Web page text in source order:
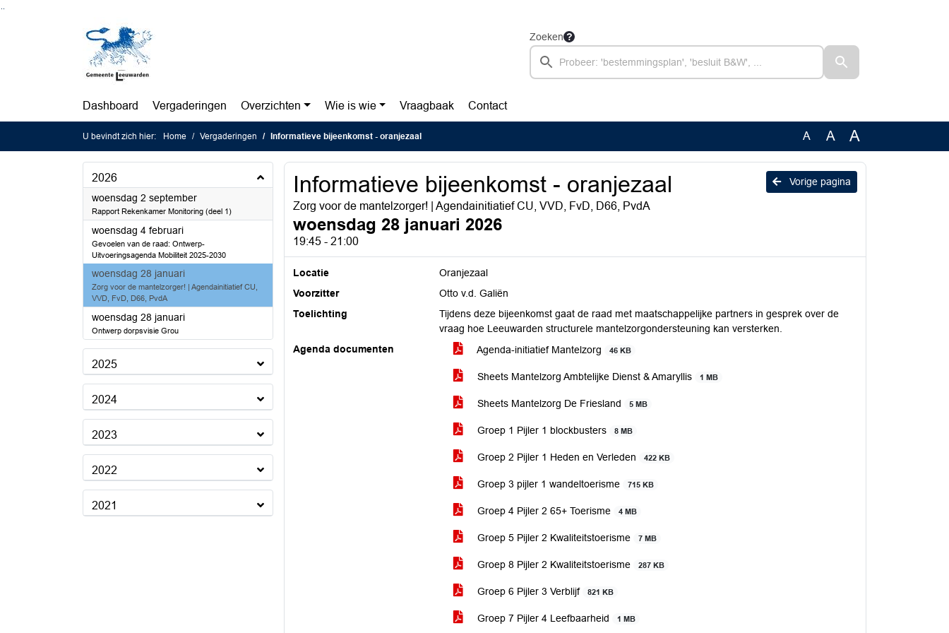
Zoeken
Dashboard Vergaderingen Overzichten Wie is wie Vraagbaak Contact
U bevindt zich hier: Home Vergaderingen Informatieve bijeenkomst - oranjezaal A A A
2026
woensdag 2 september2026
Rapport Rekenkamer Monitoring (deel 1)
woensdag 4 februari2026
Gevoelen van de raad: Ontwerp-
Uitvoeringsagenda Mobiliteit 2025-2030
woensdag 28 januari2026
Zorg voor de mantelzorger! | Agendainitiatief CU,
VVD, FvD, D66, PvdA
woensdag 28 januari2026
Ontwerp dorpsvisie Grou
2025
2024
2023
2022
2021
Vorige pagina
Informatieve bijeenkomst - oranjezaal
Zorg voor de mantelzorger! | Agendainitiatief CU, VVD, FvD, D66, PvdA
woensdag 28 januari 2026
19:45 - 21:00
Locatie
Oranjezaal
Voorzitter
Otto v.d. Galiën
Toelichting
Tijdens deze bijeenkomst gaat de raad met maatschappelijke partners in gesprek over de
vraag hoe Leeuwarden structurele mantelzorgondersteuning kan versterken.
Agenda documenten
Agenda-initiatief Mantelzorg 46 KB
Sheets Mantelzorg Ambtelijke Dienst & Amaryllis 1 MB
Sheets Mantelzorg De Friesland 5 MB
Groep 1 Pijler 1 blockbusters 8 MB
Groep 2 Pijler 1 Heden en Verleden 422 KB
Groep 3 pijler 1 wandeltoerisme 715 KB
Groep 4 Pijler 2 65+ Toerisme 4 MB
Groep 5 Pijler 2 Kwaliteitstoerisme 7 MB
Groep 8 Pijler 2 Kwaliteitstoerisme 287 KB
Groep 6 Pijler 3 Verblijf 821 KB
Groep 7 Pijler 4 Leefbaarheid 1 MB